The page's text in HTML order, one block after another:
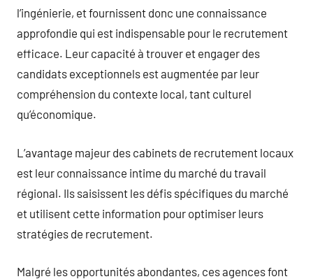
l’ingénierie, et fournissent donc une connaissance
approfondie qui est indispensable pour le recrutement
efficace. Leur capacité à trouver et engager des
candidats exceptionnels est augmentée par leur
compréhension du contexte local, tant culturel
qu’économique.
L’avantage majeur des cabinets de recrutement locaux
est leur connaissance intime du marché du travail
régional. Ils saisissent les défis spécifiques du marché
et utilisent cette information pour optimiser leurs
stratégies de recrutement.
Malgré les opportunités abondantes, ces agences font